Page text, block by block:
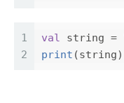
1
2
val string =
print (string)